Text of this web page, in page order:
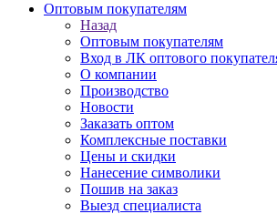
Оптовым покупателям
Назад
Оптовым покупателям
Вход в ЛК оптового
О компании
Производство
Новости
Заказать оптом
Комплексные поставки
Цены и скидки
Нанесение символики
Пошив на заказ
Выезд специалиста